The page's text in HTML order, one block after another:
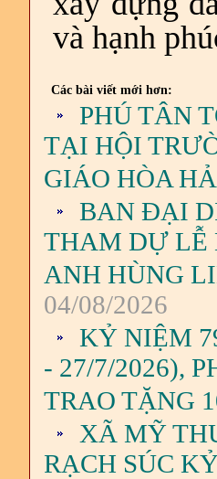
và hạnh
Các bài viết mới hơn:
PHÚ TÂN
TẠI HỘI
GIÁO HÒA
BAN ĐẠI
THAM DỰ LỄ
ANH HÙNG
04/08/2026
KỶ NIỆM
- 27/7/2026),
TRAO TẶNG
XÃ MỸ
RẠCH SÚC